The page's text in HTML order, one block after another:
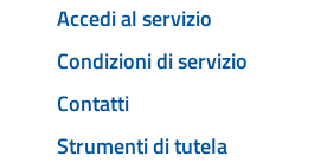
Accedi al servizio
Condizioni di servizio
Contatti
Strumenti di tutela